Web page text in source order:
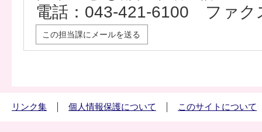
電話：043-421-6100 ファク
この担当課にメールを送る
リンク集 個人情報保護について このサイトについて